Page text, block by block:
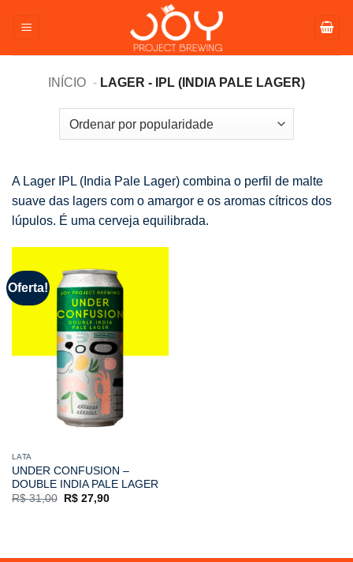
para
INÍCIO
LAGER - IPL (INDIA PALE LAGER)
A Lager IPL (India Pale Lager) combina o perfil de malte
suave das lagers com o amargor e os aromas cítricos dos
lúpulos. É uma cerveja equilibrada.
Oferta!
LATA
UNDER CONFUSION –
DOUBLE INDIA PALE LAGER
R$31,00
O
R$27,90O